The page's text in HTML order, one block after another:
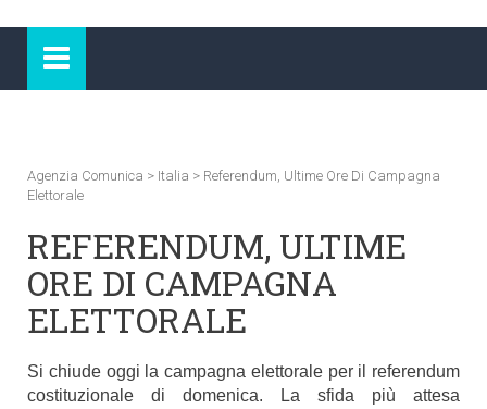
Agenzia Comunica > Italia > Referendum, Ultime Ore Di Campagna
Elettorale
REFERENDUM, ULTIME
ORE DI CAMPAGNA
ELETTORALE
Si chiude oggi la campagna elettorale per il referendum
costituzionale di domenica. La sfida più attesa